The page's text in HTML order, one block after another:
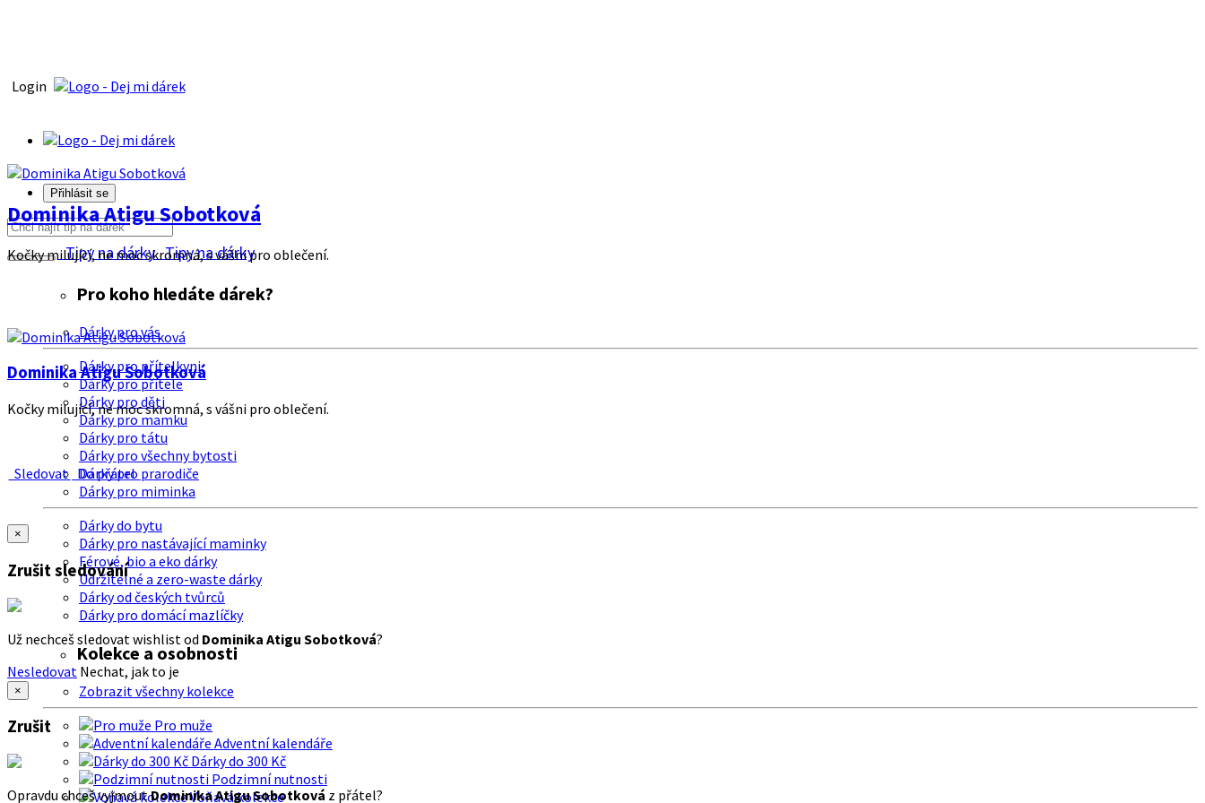
Login
Přihlásit se
Tipy na dárkyTipy na dárky
Pro koho hledáte dárek?
Dárky pro vás
Dárky pro přítelkyni
Dárky pro přítele
Dárky pro děti
Dárky pro mamku
Dárky pro tátu
Dárky pro všechny bytosti
Dárky pro prarodiče
Dárky pro miminka
Dárky do bytu
Dárky pro nastávající maminky
Férové, bio a eko dárky
Udržitelné a zero-waste dárky
Dárky od českých tvůrců
Dárky pro domácí mazlíčky
Kolekce a osobnosti
Zobrazit všechny kolekce
Pro muže
Adventní kalendáře
Dárky do 300 Kč
Podzimní nutnosti
Voňavá kolekce
Dominika Atigu Sobotková
Kočky milující, ne moc skromná, s vášni pro oblečení.
Dominika Atigu Sobotková
Kočky milující, ne moc skromná, s vášni pro oblečení.
Sledovat Do přátel
×
Zrušit sledování
Už nechceš sledovat wishlist od Dominika Atigu Sobotková?
Nesledovat Nechat, jak to je
×
Zrušit
Opravdu chceš vyjmoutDominika Atigu Sobotková z přátel?